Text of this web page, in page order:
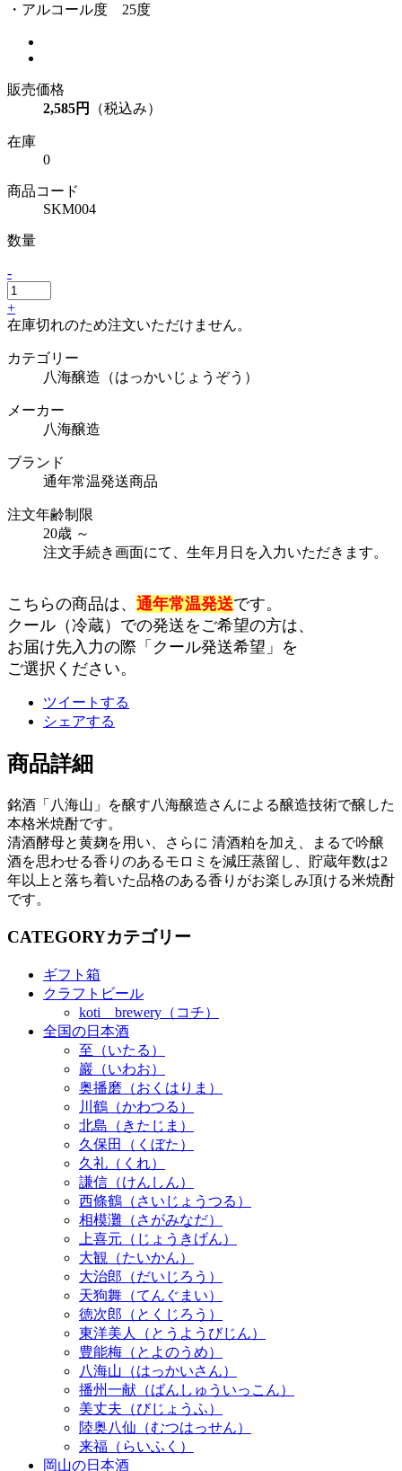
・アルコール度 25度
販売価格
2,585円
（税込み）
在庫
0
商品コード
SKM004
数量
-
+
在庫切れのため注文いただけません。
カテゴリー
八海醸造（はっかいじょうぞう）
メーカー
八海醸造
ブランド
通年常温発送商品
注文年齢制限
20歳 ～
注文手続き画面にて、生年月日を入力いただきます。
こちらの商品は、 通年常温発送です。
クール（冷蔵）での発送をご希望の方は、
お届け先入力の際「クール発送希望」を
ご選択ください。
ツイートする
シェアする
商品詳細
銘酒「八海山」を醸す八海醸造さんによる醸造技術で醸した
本格米焼酎です。
清酒酵母と黄麹を用い、さらに 清酒粕を加え、まるで吟醸
酒を思わせる香りのあるモロミを減圧蒸留し、貯蔵年数は2
年以上と落ち着いた品格のある香りがお楽しみ頂ける米焼酎
です。
CATEGORYカテゴリー
ギフト箱
クラフトビール
koti brewery（コチ）
全国の日本酒
至（いたる）
巖（いわお）
奥播磨（おくはりま）
川鶴（かわつる）
北島（きたじま）
久保田（くぼた）
久礼（くれ）
謙信（けんしん）
西條鶴（さいじょうつる）
相模灘（さがみなだ）
上喜元（じょうきげん）
大観（たいかん）
大治郎（だいじろう）
天狗舞（てんぐまい）
徳次郎（とくじろう）
東洋美人（とうようびじん）
豊能梅（とよのうめ）
八海山（はっかいさん）
播州一献（ばんしゅういっこん）
美丈夫（びじょうふ）
陸奥八仙（むつはっせん）
来福（らいふく）
岡山の日本酒